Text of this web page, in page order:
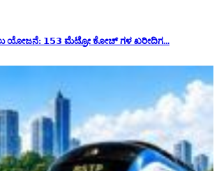
ಯೋಜನೆ: 𝟭𝟱𝟯 ಮೆಟ್ರೋ ಕೋಚ್ ಗಳ ಖರೀದಿಗ...